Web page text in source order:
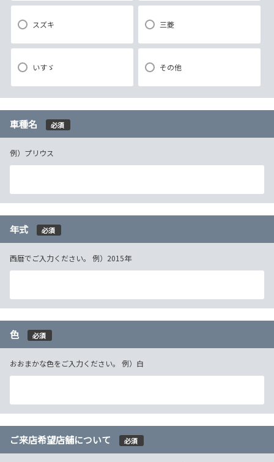
スズキ 三菱
いすゞ その他
車種名 必須
例）プリウス
年式 必須
西暦でご入力ください。 例）2015年
色 必須
おおまかな色をご入力ください。 例）白
ご来店希望店舗について 必須